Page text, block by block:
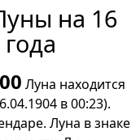
на 16
Луна находится
в 00:23).
Луна в знаке